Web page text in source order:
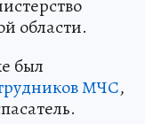
области.
был
МЧС,